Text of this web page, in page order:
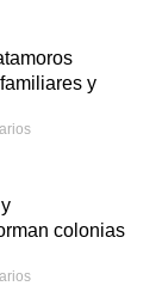
y
colonias